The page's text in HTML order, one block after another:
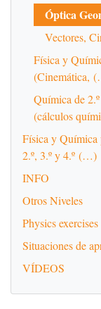
Óptica
Vectores,
Física y
(Cinemática,
Química de
(cálculos
Física y Química
2.º, 3.º y 4.º (…)
INFO
Otros Niveles
Physics exercises
Situaciones de
VÍDEOS